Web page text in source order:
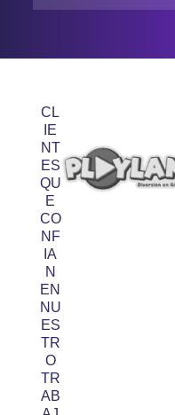
CL
IE
NT
ES
QU
E
CO
NF
IA
N
EN
NU
ES
TR
O
TR
AB